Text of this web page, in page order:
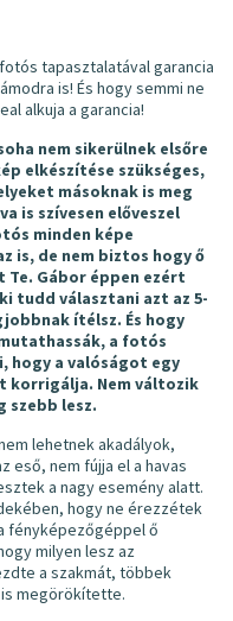
tapasztalatával garancia
is! És hogy semmi ne
alkuja a garancia!
nem sikerülnek elsőre
elkészítése szükséges,
másoknak is meg
is szívesen előveszel
minden képe
is, de nem biztos hogy ő
Gábor éppen ezért
tudd választani azt az 5-
ítélsz. És hogy
a fotós
hogy a valóságot egy
korrigálja. Nem változik
szebb lesz.
lehetnek akadályok,
eső, nem fújja el a havas
a nagy esemény alatt.
hogy ne érezzétek
fényképezőgéppel ő
milyen lesz az
a szakmát, többek
megörökítette.